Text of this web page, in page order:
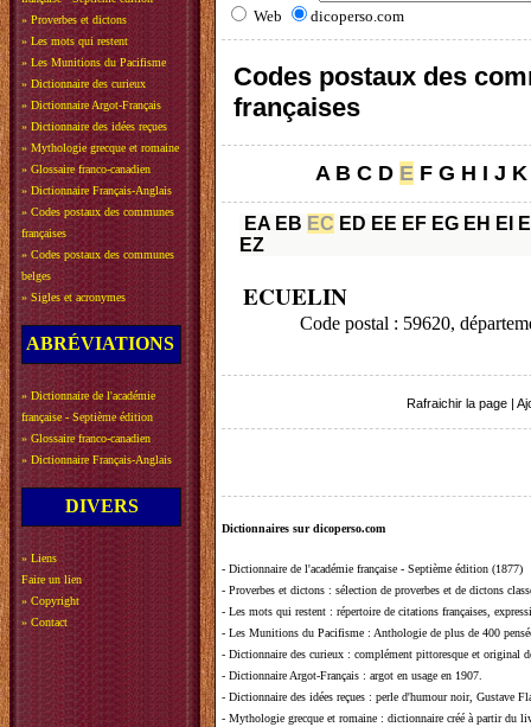
» Proverbes et dictons
» Les mots qui restent
» Les Munitions du Pacifisme
» Dictionnaire des curieux
» Dictionnaire Argot-Français
» Dictionnaire des idées reçues
» Mythologie grecque et romaine
» Glossaire franco-canadien
» Dictionnaire Français-Anglais
» Codes postaux des communes
françaises
» Codes postaux des communes
belges
» Sigles et acronymes
ABRÉVIATIONS
» Dictionnaire de l'académie
française - Septième édition
» Glossaire franco-canadien
» Dictionnaire Français-Anglais
DIVERS
» Liens
Faire un lien
» Copyright
» Contact
Web dicoperso.com
Codes postaux des
françaises
A B C D E F G H I J K
EA EB EC ED EE EF EG EH EI
EZ
ECUELIN
Code postal : 59620,
Rafraichir la page
Dictionnaires sur dicoperso.com
- Dictionnaire de l'académie française - Septième édition (1877)
- Proverbes et dictons : sélection de proverbes et de dictons
- Les mots qui restent : répertoire de citations françaises,
- Les Munitions du Pacifisme : Anthologie de plus de 400
- Dictionnaire des curieux : complément pittoresque et original
- Dictionnaire Argot-Français : argot en usage en 1907.
- Dictionnaire des idées reçues : perle d'humour noir, Gustave
- Mythologie grecque et romaine : dictionnaire créé à partir du